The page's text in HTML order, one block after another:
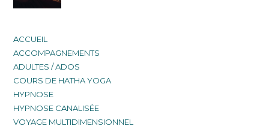
ACCUEIL
ACCOMPAGNEMENTS
ADULTES / ADOS
COURS DE HATHA YOGA
HYPNOSE
HYPNOSE CANALISÉE
VOYAGE MULTIDIMENSIONNEL